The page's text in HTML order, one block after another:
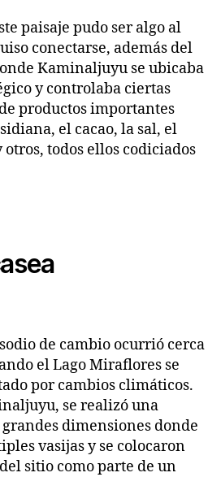
paisaje pudo ser algo al
conectarse, además del
Kaminaljuyu se ubicaba
y controlaba ciertas
productos importantes
el cacao, la sal, el
todos ellos codiciados
de cambio ocurrió cerca
el Lago Miraflores se
por cambios climáticos.
se realizó una
dimensiones donde
vasijas y se colocaron
sitio como parte de un